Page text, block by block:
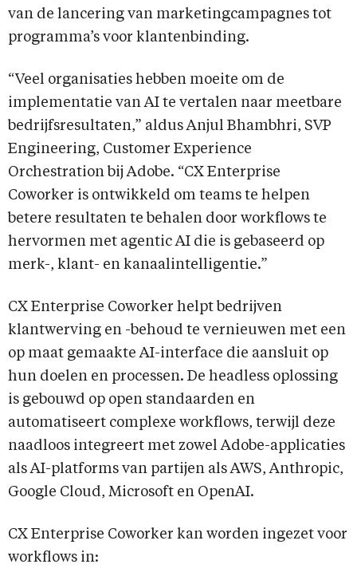
van de lancering van marketingcampagnes tot
programma’s voor klantenbinding.
“Veel organisaties hebben moeite om de
implementatie van AI te vertalen naar meetbare
bedrijfsresultaten,” aldus Anjul Bhambhri, SVP
Engineering, Customer Experience
Orchestration bij Adobe. “CX Enterprise
Coworker is ontwikkeld om teams te helpen
betere resultaten te behalen door workflows te
hervormen met agentic AI die is gebaseerd op
merk-, klant- en kanaalintelligentie.”
CX Enterprise Coworker helpt bedrijven
klantwerving en -behoud te vernieuwen met een
op maat gemaakte AI-interface die aansluit op
hun doelen en processen. De headless oplossing
is gebouwd op open standaarden en
automatiseert complexe workflows, terwijl deze
naadloos integreert met zowel Adobe-applicaties
als AI-platforms van partijen als AWS, Anthropic,
Google Cloud, Microsoft en OpenAI.
CX Enterprise Coworker kan worden ingezet voor
workflows in: